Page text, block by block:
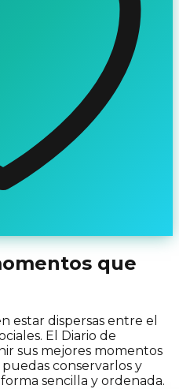
que
estar dispersas entre el
El Diario de
sus mejores momentos
conservarlos y
sencilla y ordenada.